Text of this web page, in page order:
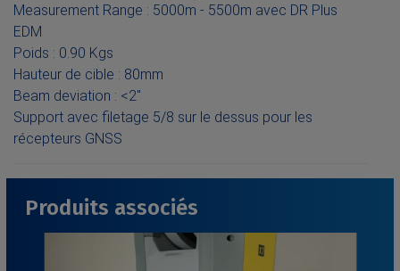
Measurement Range : 5000m - 5500m avec DR Plus
EDM
Poids : 0.90 Kgs
Hauteur de cible : 80mm
Beam deviation : <2"
Support avec filetage 5/8 sur le dessus pour les
récepteurs GNSS
Produits associés